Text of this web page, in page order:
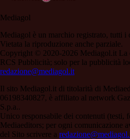
Mediagol
Mediagol è un marchio registrato, tutti i
Vietata la riproduzione anche parziale.
Copyright © 2020-2026 Mediagol.it La
RCS Pubblicità; solo per la pubblicità
redazione@mediagol.it
Il sito Mediagol.it di titolarità di
06198340827, è affiliato al network
S.p.a..
Unico responsabile dei contenuti (testi,
Mediaeditors; per ogni comunicazione
del Sito scrivere a